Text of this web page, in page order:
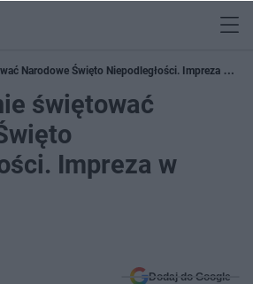
Narodowe Święto Niepodległości. Impreza w
świętować
Impreza w
Dodaj do Google